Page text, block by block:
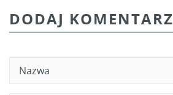
DODAJ KOMENTARZ